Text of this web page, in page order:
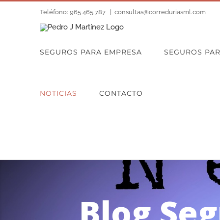
Teléfono: 965 465 787 consultas@correduriasml.com
SEGUROS PARA EMPRESA SEGUROS
NOTICIAS CONTACTO